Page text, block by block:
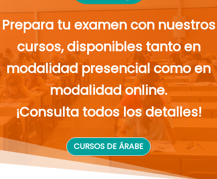
Prepara tu examen con nuestros
cursos, disponibles tanto en
modalidad presencial como en
modalidad online.
¡Consulta todos los detalles!
CURSOS DE ÁRABE